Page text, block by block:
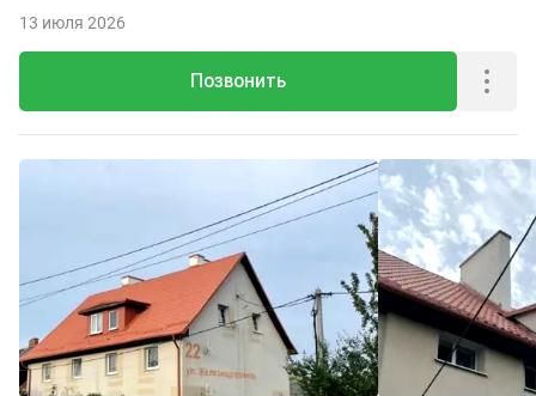
Позвонить
13 июля 2026